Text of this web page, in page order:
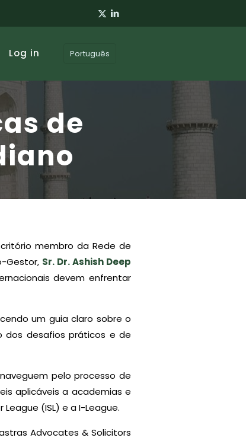
Log in Português
de
membro da Rede de
Gestor, Sr. Dr. Ashish Deep
devem enfrentar
um guia claro sobre o
dos desafios práticos e de
pelo processo de
aplicáveis a academias e
(ISL) e a I-League.
Advocates & Solicitors